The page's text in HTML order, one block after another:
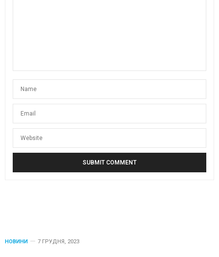
НОВИНИ 7 ГРУДНЯ, 2023